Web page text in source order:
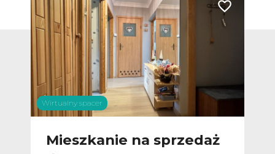
Dodaj do ulubionych
Wirtualny spacer
Dodaj do
Mieszkanie na sprzedaż